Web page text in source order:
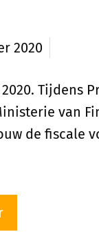
2020
Tijdens
van
de fiscale